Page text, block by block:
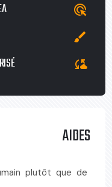
ads_click
brush
cloud_sync
AIDES
plutôt que de